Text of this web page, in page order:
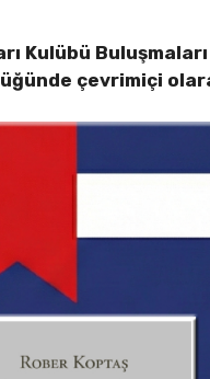
Kulübü
çevrimiçi